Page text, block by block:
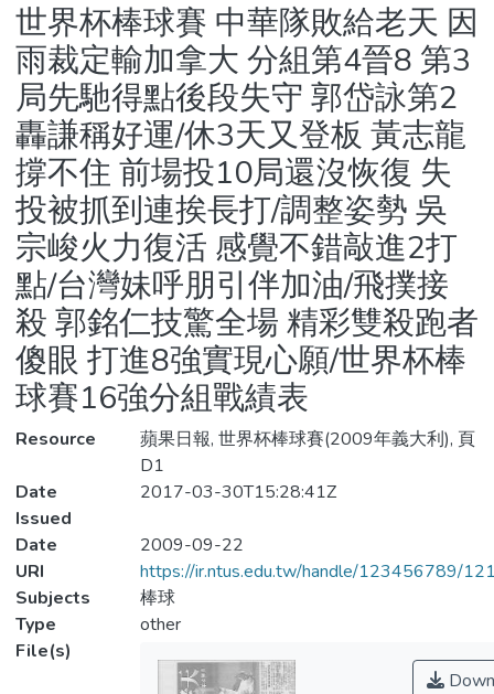
Statistics
世界杯棒球賽 中華隊敗給老天 因
雨裁定輸加拿大 分組第4晉8 第3
局先馳得點後段失守 郭岱詠第2
轟謙稱好運/休3天又登板 黃志龍
撐不住 前場投10局還沒恢復 失
投被抓到連挨長打/調整姿勢 吳
宗峻火力復活 感覺不錯敲進2打
點/台灣妹呼朋引伴加油/飛撲接
殺 郭銘仁技驚全場 精彩雙殺跑者
傻眼 打進8強實現心願/世界杯棒
球賽16強分組戰績表
Resource
蘋果日報, 世界杯棒球賽(2009年義大利), 頁
D1
Date
Issued
2017-03-30T15:28:41Z
Date
2009-09-22
URI
https://ir.ntus.edu.tw/handle/123456789/
Subjects
棒球
Type
other
File(s)